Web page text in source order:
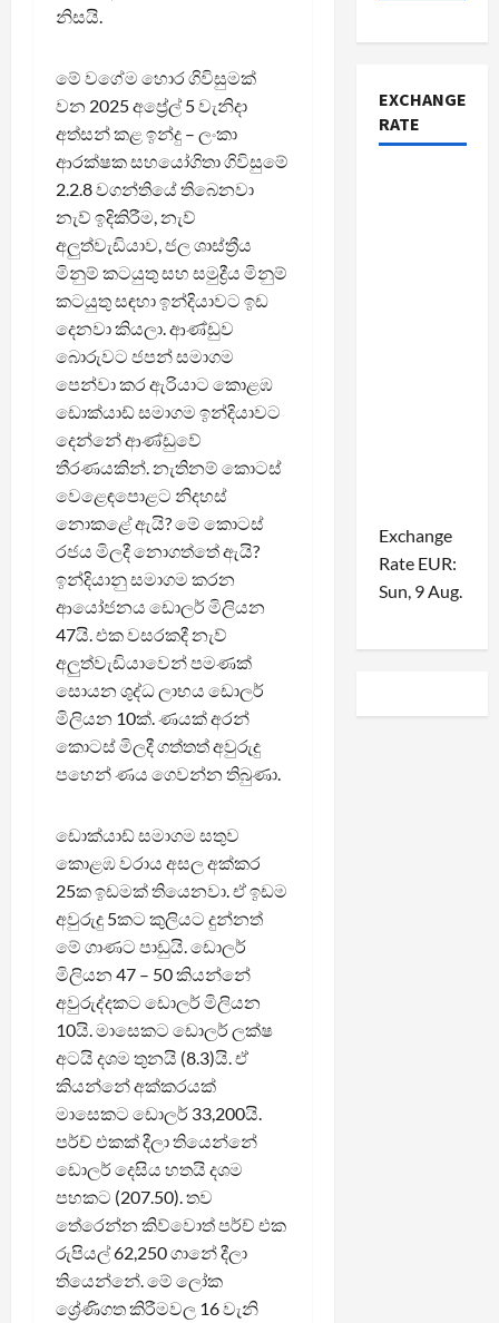
නිසයි.
මේ වගේම හොර ගිවිසුමක්
වන 2025 අප්‍රේල් 5 වැනිදා
අත්සන් කළ ඉන්දු – ලංකා
ආරක්ෂක සහයෝගිතා ගිවිසුමේ
2.2.8 වගන්තියේ තිබෙනවා
නැව් ඉදිකිරීම, නැව්
අලුත්වැඩියාව, ජල ශාස්ත්‍රීය
මිනුම් කටයුතු සහ සමුද්‍රීය මිනුම්
කටයුතු සඳහා ඉන්දියාවට ඉඩ
දෙනවා කියලා. ආණ්ඩුව
බොරුවට ජපන් සමාගම
පෙන්වා කර ඇරියාට කොළඹ
ඩොක්යාඩ් සමාගම ඉන්දියාවට
දෙන්නේ ආණ්ඩුවේ
තීරණයකින්. නැතිනම් කොටස්
වෙළෙඳපොළට නිදහස්
නොකළේ ඇයි? මේ කොටස්
රජය මිලදී නොගත්තේ ඇයි?
ඉන්දියානු සමාගම කරන
ආයෝජනය ඩොලර් මිලියන
47යි. එක වසරකදී නැව්
අලුත්වැඩියාවෙන් පමණක්
සොයන ශුද්ධ ලාභය ඩොලර්
මිලියන 10ක්. ණයක් අරන්
කොටස් මිලදී ගත්තත් අවුරුදු
පහෙන් ණය ගෙවන්න තිබුණා.
ඩොක්යාඩ් සමාගම සතුව
කොළඹ වරාය අසල අක්කර
25ක ඉඩමක් තියෙනවා. ඒ ඉඩම
අවුරුදු 5කට කුලියට දුන්නත්
මේ ගාණට පාඩුයි. ඩොලර්
මිලියන 47 – 50 කියන්නේ
අවුරුද්දකට ඩොලර් මිලියන
10යි. මාසෙකට ඩොලර් ලක්ෂ
අටයි දශම තුනයි (8.3)යි. ඒ
කියන්නේ අක්කරයක්
මාසෙකට ඩොලර් 33,200යි.
පර්ච් එකක් දීලා තියෙන්නේ
ඩොලර් දෙසිය හතයි දශම
පහකට (207.50). තව
තේරෙන්න කිව්වොත් පර්ච් එක
රුපියල් 62,250 ගානේ දීලා
තියෙන්නේ. මේ ලෝක
ශ්‍රේණිගත කිරීමවල 16 වැනි
EXCHANGE
RATE
Exchange
Rate EUR:
Sun, 9 Aug.